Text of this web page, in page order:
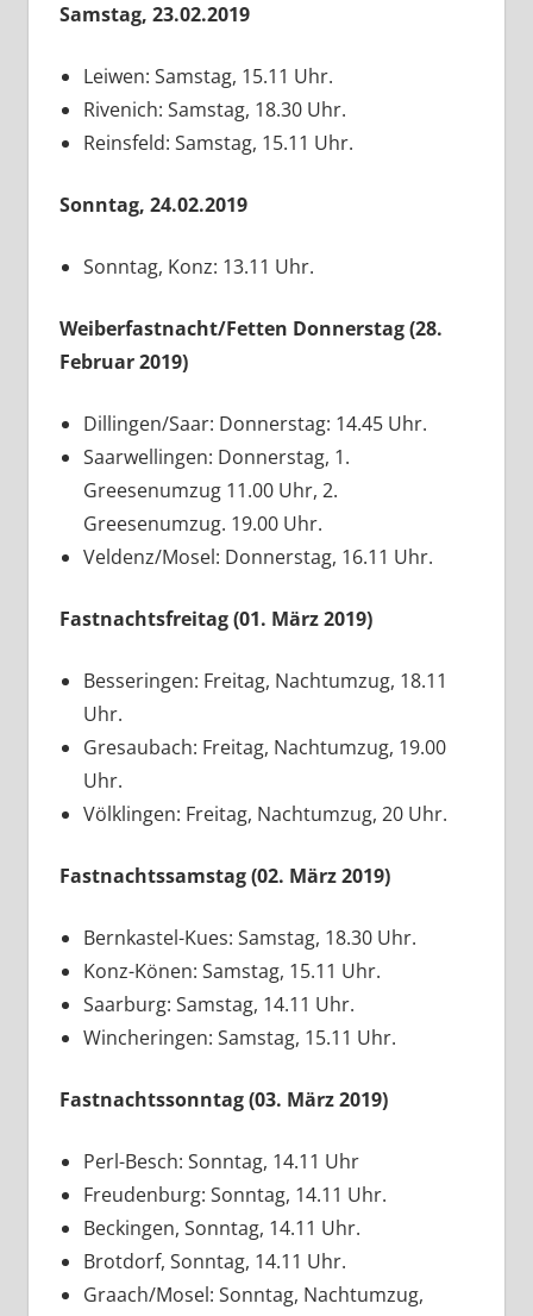
Samstag, 23.02.2019
Leiwen: Samstag, 15.11 Uhr.
Rivenich: Samstag, 18.30 Uhr.
Reinsfeld: Samstag, 15.11 Uhr.
Sonntag, 24.02.2019
Sonntag, Konz: 13.11 Uhr.
Weiberfastnacht/Fetten Donnerstag (28.
Februar 2019)
Dillingen/Saar: Donnerstag: 14.45 Uhr.
Saarwellingen: Donnerstag, 1.
Greesenumzug 11.00 Uhr, 2.
Greesenumzug. 19.00 Uhr.
Veldenz/Mosel: Donnerstag, 16.11 Uhr.
Fastnachtsfreitag (01. März 2019)
Besseringen: Freitag, Nachtumzug, 18.11
Uhr.
Gresaubach: Freitag, Nachtumzug, 19.00
Uhr.
Völklingen: Freitag, Nachtumzug, 20 Uhr.
Fastnachtssamstag (02. März 2019)
Bernkastel-Kues: Samstag, 18.30 Uhr.
Konz-Könen: Samstag, 15.11 Uhr.
Saarburg: Samstag, 14.11 Uhr.
Wincheringen: Samstag, 15.11 Uhr.
Fastnachtssonntag (03. März 2019)
Perl-Besch: Sonntag, 14.11 Uhr
Freudenburg: Sonntag, 14.11 Uhr.
Beckingen, Sonntag, 14.11 Uhr.
Brotdorf, Sonntag, 14.11 Uhr.
Graach/Mosel: Sonntag, Nachtumzug,